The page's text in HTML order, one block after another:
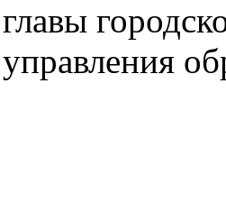
главы
управления